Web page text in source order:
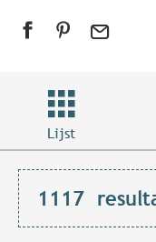
Lijst
1117